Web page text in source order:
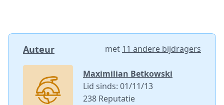
Auteur met 11 andere bijdragers
Maximilian Betkowski
Lid sinds: 01/11/13
238 Reputatie